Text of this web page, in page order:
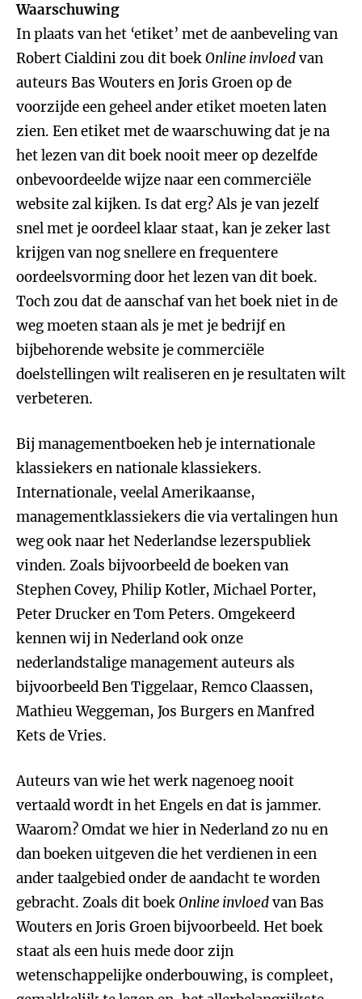
Waarschuwing
In plaats van het ‘etiket’ met de aanbeveling van
Robert Cialdini zou dit boekOnline invloedvan
auteurs Bas Wouters en Joris Groen op de
voorzijde een geheel ander etiket moeten laten
zien. Een etiket met de waarschuwing dat je na
het lezen van dit boek nooit meer op dezelfde
onbevoordeelde wijze naar een commerciële
website zal kijken. Is dat erg? Als je van jezelf
snel met je oordeel klaar staat, kan je zeker last
krijgen van nog snellere en frequentere
oordeelsvorming door het lezen van dit boek.
Toch zou dat de aanschaf van het boek niet in de
weg moeten staan als je met je bedrijf en
bijbehorende website je commerciële
doelstellingen wilt realiseren en je resultaten wilt
verbeteren.
Bij managementboeken heb je internationale
klassiekers en nationale klassiekers.
Internationale, veelal Amerikaanse,
managementklassiekers die via vertalingen hun
weg ook naar het Nederlandse lezerspubliek
vinden. Zoals bijvoorbeeld de boeken van
Stephen Covey, Philip Kotler, Michael Porter,
Peter Drucker en Tom Peters. Omgekeerd
kennen wij in Nederland ook onze
nederlandstalige management auteurs als
bijvoorbeeld Ben Tiggelaar, Remco Claassen,
Mathieu Weggeman, Jos Burgers en Manfred
Kets de Vries.
Auteurs van wie het werk nagenoeg nooit
vertaald wordt in het Engels en dat is jammer.
Waarom? Omdat we hier in Nederland zo nu en
dan boeken uitgeven die het verdienen in een
ander taalgebied onder de aandacht te worden
gebracht. Zoals dit boekOnline invloedvan Bas
Wouters en Joris Groen bijvoorbeeld. Het boek
staat als een huis mede door zijn
wetenschappelijke onderbouwing, is compleet,